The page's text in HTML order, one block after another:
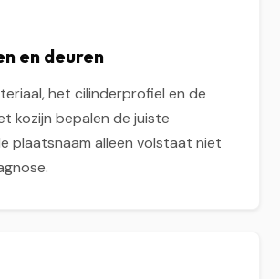
en deuren
het cilinderprofiel en de
kozijn bepalen de juiste
plaatsnaam alleen volstaat niet